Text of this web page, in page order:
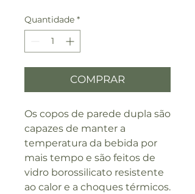
Quantidade *
COMPRAR
Os copos de parede dupla são
capazes de manter a
temperatura da bebida por
mais tempo e são feitos de
vidro borossilicato resistente
ao calor e a choques térmicos.